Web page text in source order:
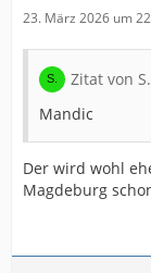
23. März 2026 um
Zitat von
Mandic
Der wird wohl
Magdeburg